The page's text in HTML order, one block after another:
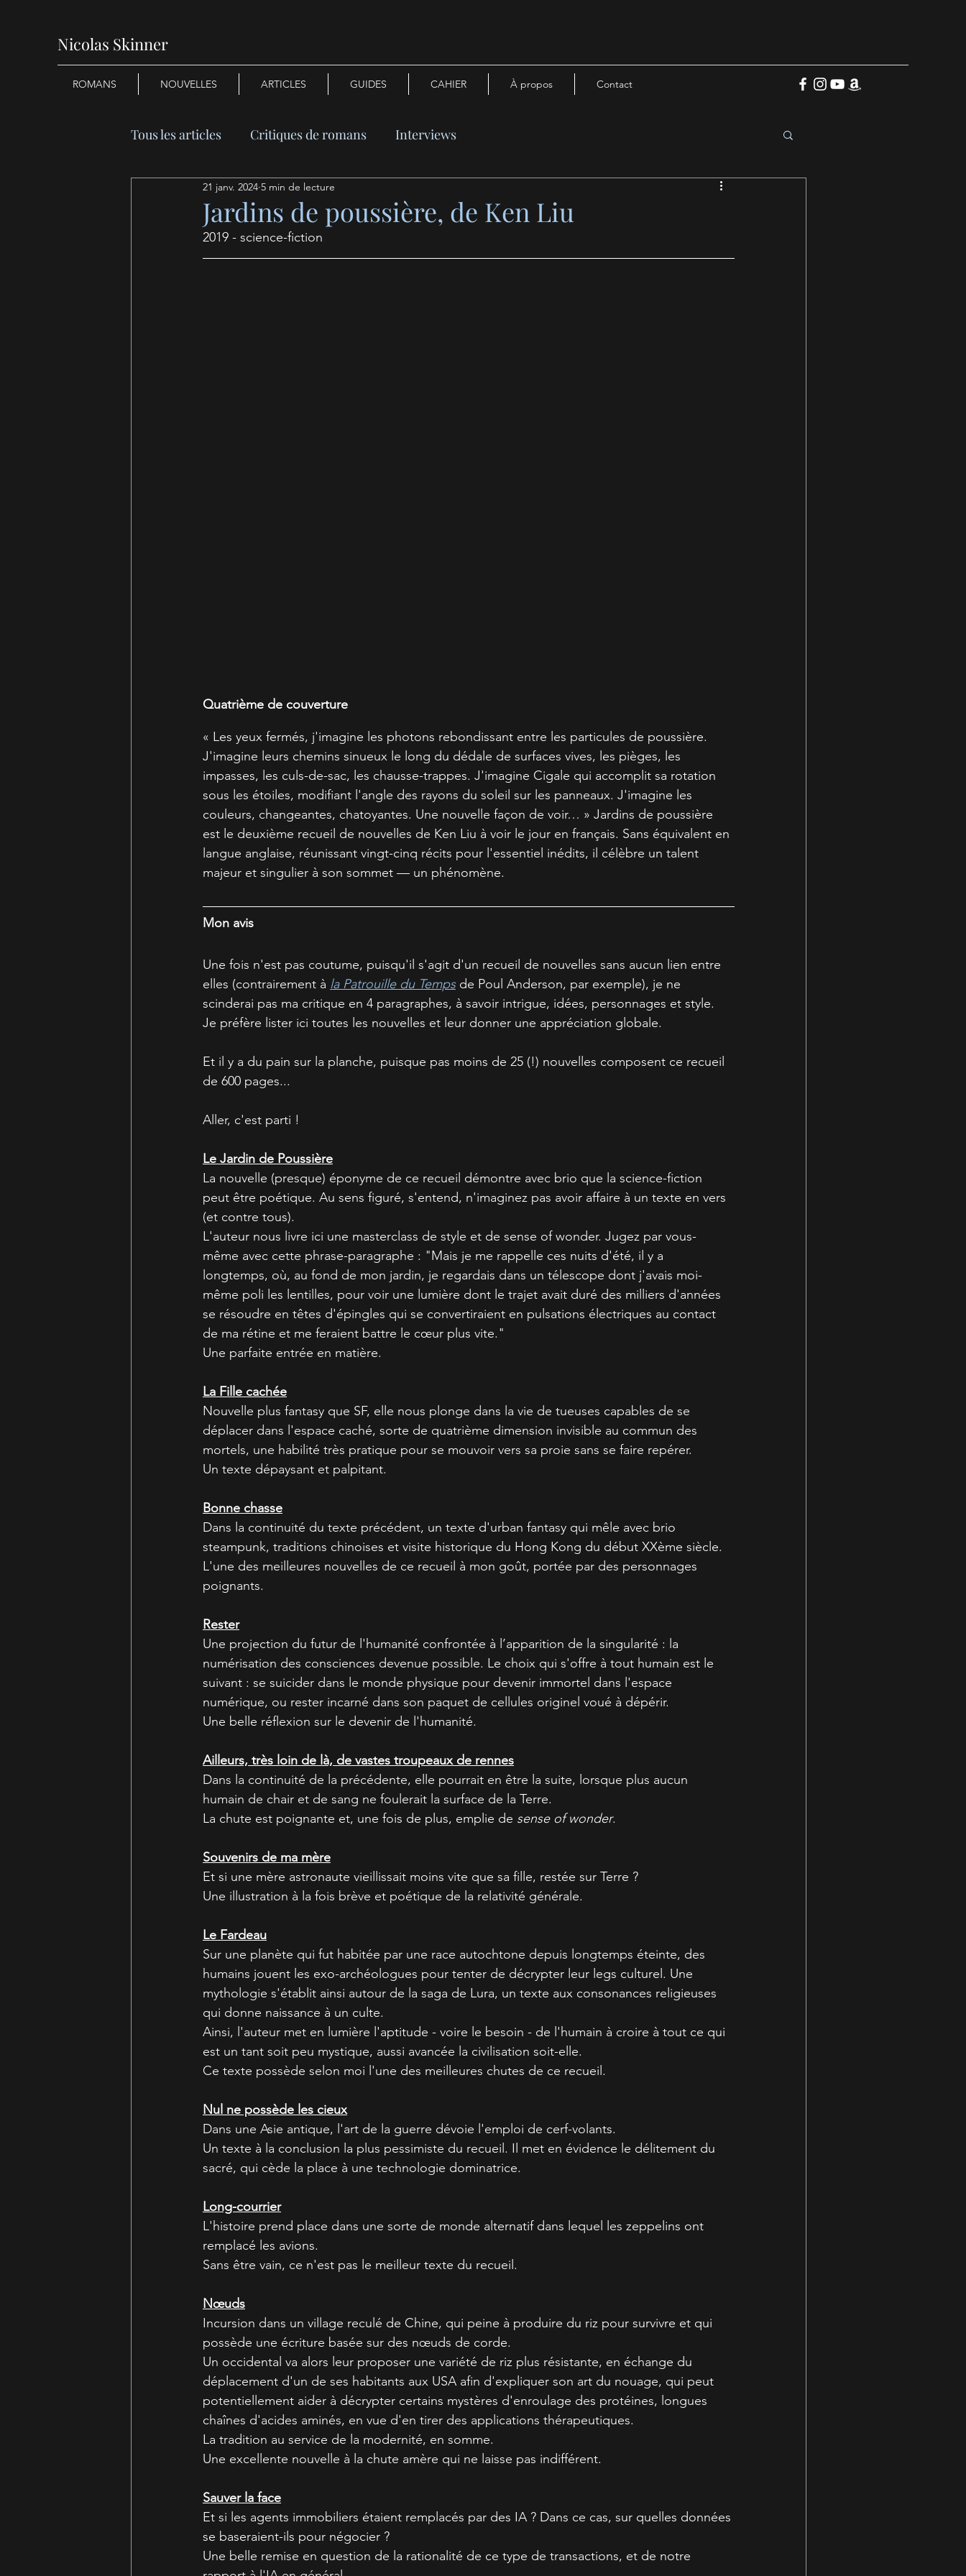
Nicolas Skinner
ROMANS NOUVELLES ARTICLES GUIDES CAHIER À propos Contact
Tous les articles Critiques de romans Interviews
Jardins de poussière, de Ken Liu
21 janv. 2024 5 min de lecture
2019 - science-fiction
Quatrième de couverture
« Les yeux fermés, j'imagine les photons rebondissant entre les particules de poussière.
J'imagine leurs chemins sinueux le long du dédale de surfaces vives, les pièges, les
impasses, les culs-de-sac, les chausse-trappes. J'imagine Cigale qui accomplit sa rotation
sous les étoiles, modifiant l'angle des rayons du soleil sur les panneaux. J'imagine les
couleurs, changeantes, chatoyantes. Une nouvelle façon de voir… » Jardins de poussière
est le deuxième recueil de nouvelles de Ken Liu à voir le jour en français. Sans équivalent en
langue anglaise, réunissant vingt-cinq récits pour l'essentiel inédits, il célèbre un talent
majeur et singulier à son sommet — un phénomène.
Mon avis
Une fois n'est pas coutume, puisqu'il s'agit d'un recueil de nouvelles sans aucun lien entre
elles (contrairement à la Patrouille du Temps de Poul Anderson, par exemple), je ne
scinderai pas ma critique en 4 paragraphes, à savoir intrigue, idées, personnages et style.
Je préfère lister ici toutes les nouvelles et leur donner une appréciation globale.
Et il y a du pain sur la planche, puisque pas moins de 25 (!) nouvelles composent ce recueil
de 600 pages...
Aller, c'est parti !
Le Jardin de Poussière
La nouvelle (presque) éponyme de ce recueil démontre avec brio que la science-fiction
peut être poétique. Au sens figuré, s'entend, n'imaginez pas avoir affaire à un texte en vers
(et contre tous).
L'auteur nous livre ici une masterclass de style et de sense of wonder. Jugez par vous-
même avec cette phrase-paragraphe : "Mais je me rappelle ces nuits d'été, il y a
longtemps, où, au fond de mon jardin, je regardais dans un télescope dont j'avais moi-
même poli les lentilles, pour voir une lumière dont le trajet avait duré des milliers d'années
se résoudre en têtes d'épingles qui se convertiraient en pulsations électriques au contact
de ma rétine et me feraient battre le cœur plus vite."
Une parfaite entrée en matière.
La Fille cachée
Nouvelle plus fantasy que SF, elle nous plonge dans la vie de tueuses capables de se
déplacer dans l'espace caché, sorte de quatrième dimension invisible au commun des
mortels, une habilité très pratique pour se mouvoir vers sa proie sans se faire repérer.
Un texte dépaysant et palpitant.
Bonne chasse
Dans la continuité du texte précédent, un texte d'urban fantasy qui mêle avec brio
steampunk, traditions chinoises et visite historique du Hong Kong du début XXème siècle.
L'une des meilleures nouvelles de ce recueil à mon goût, portée par des personnages
poignants.
Rester
Une projection du futur de l'humanité confrontée à l’apparition de la singularité : la
numérisation des consciences devenue possible. Le choix qui s'offre à tout humain est le
suivant : se suicider dans le monde physique pour devenir immortel dans l'espace
numérique, ou rester incarné dans son paquet de cellules originel voué à dépérir.
Une belle réflexion sur le devenir de l'humanité.
Ailleurs, très loin de là, de vastes troupeaux de rennes
Dans la continuité de la précédente, elle pourrait en être la suite, lorsque plus aucun
humain de chair et de sang ne foulerait la surface de la Terre.
La chute est poignante et, une fois de plus, emplie de sense of wonder.
Souvenirs de ma mère
Et si une mère astronaute vieillissait moins vite que sa fille, restée sur Terre ?
Une illustration à la fois brève et poétique de la relativité générale.
Le Fardeau
Sur une planète qui fut habitée par une race autochtone depuis longtemps éteinte, des
humains jouent les exo-archéologues pour tenter de décrypter leur legs culturel. Une
mythologie s'établit ainsi autour de la saga de Lura, un texte aux consonances religieuses
qui donne naissance à un culte.
Ainsi, l'auteur met en lumière l'aptitude - voire le besoin - de l'humain à croire à tout ce qui
est un tant soit peu mystique, aussi avancée la civilisation soit-elle.
Ce texte possède selon moi l'une des meilleures chutes de ce recueil.
Nul ne possède les cieux
Dans une Asie antique, l'art de la guerre dévoie l'emploi de cerf-volants.
Un texte à la conclusion la plus pessimiste du recueil. Il met en évidence le délitement du
sacré, qui cède la place à une technologie dominatrice.
Long-courrier
L'histoire prend place dans une sorte de monde alternatif dans lequel les zeppelins ont
remplacé les avions.
Sans être vain, ce n'est pas le meilleur texte du recueil.
Nœuds
Incursion dans un village reculé de Chine, qui peine à produire du riz pour survivre et qui
possède une écriture basée sur des nœuds de corde.
Un occidental va alors leur proposer une variété de riz plus résistante, en échange du
déplacement d'un de ses habitants aux USA afin d'expliquer son art du nouage, qui peut
potentiellement aider à décrypter certains mystères d'enroulage des protéines, longues
chaînes d'acides aminés, en vue d'en tirer des applications thérapeutiques.
La tradition au service de la modernité, en somme.
Une excellente nouvelle à la chute amère qui ne laisse pas indifférent.
Sauver la face
Et si les agents immobiliers étaient remplacés par des IA ? Dans ce cas, sur quelles données
se baseraient-ils pour négocier ?
Une belle remise en question de la rationalité de ce type de transactions, et de notre